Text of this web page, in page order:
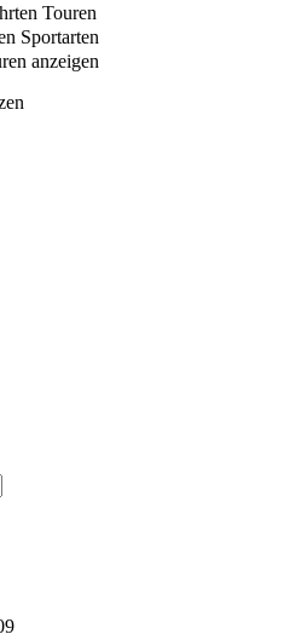
Touren
Sportarten
anzeigen